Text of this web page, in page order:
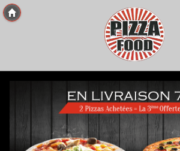
Copyright 2013 Des-Click Com